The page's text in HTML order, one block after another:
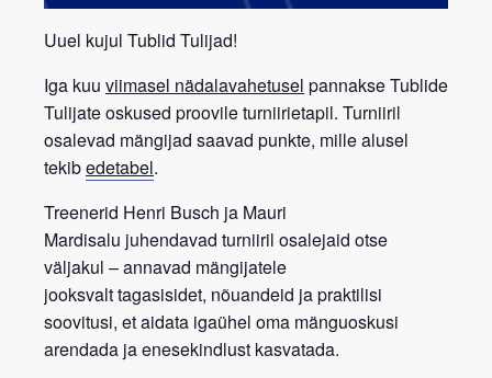
Uuel kujul Tublid Tulijad!
Iga kuu viimasel nädalavahetusel pannakse Tublide
Tulijate oskused proovileturniirietapil. Turniiril
osalevad mängijad saavad punkte, mille alusel
tekibedetabel.
Treenerid Henri Busch ja Mauri
Mardisalu juhendavad turniiril osalejaid otse
väljakul – annavad mängijatele
jooksvalttagasisidet, nõuandeid ja praktilisi
soovitusi, et aidata igaühel oma mänguoskusi
arendada ja enesekindlust kasvatada.